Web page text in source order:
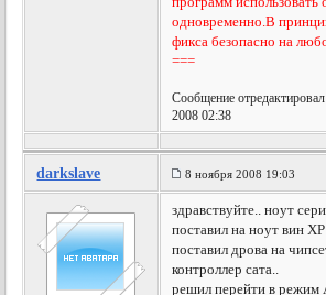
одновременно.В
фикса безопасно на
===
Сообщение
2008 02:38
darkslave 8 ноября 2008 19:03
здравствуйте.. ноут
поставил на ноут вин ХР
поставил дрова на
контроллер сата..
решил перейти в режим